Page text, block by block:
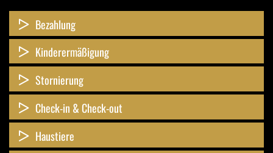
Bezahlung
Kinderermäßigung
Stornierung
Check-in & Check-out
Haustiere